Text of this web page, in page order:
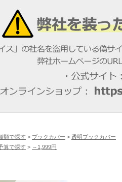
類で探す > ブックカバー > 透明ブックカバー
算で探す > ～1,999円